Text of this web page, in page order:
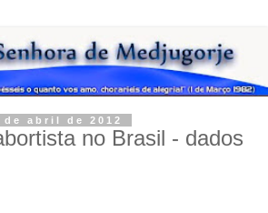
abril de 2012
no Brasil - dados